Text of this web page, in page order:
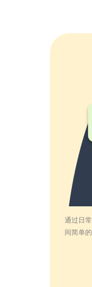
通过日
间简单